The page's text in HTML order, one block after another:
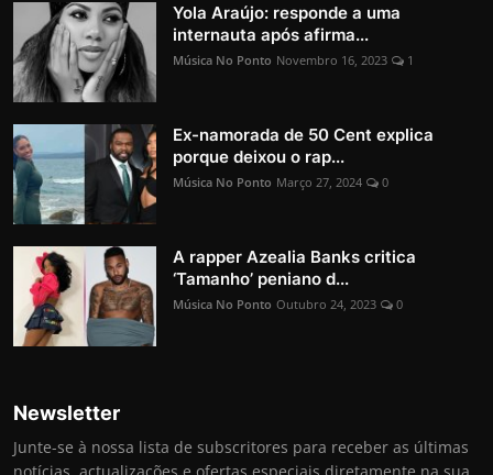
Yola Araújo: responde a uma
internauta após afirma...
Música No Ponto Novembro 16, 2023 1
Ex-namorada de 50 Cent explica
porque deixou o rap...
Música No Ponto Março 27, 2024 0
A rapper Azealia Banks critica
‘Tamanho’ peniano d...
Música No Ponto Outubro 24, 2023 0
Newsletter
Junte-se à nossa lista de subscritores para receber as últimas
notícias, actualizações e ofertas especiais diretamente na sua